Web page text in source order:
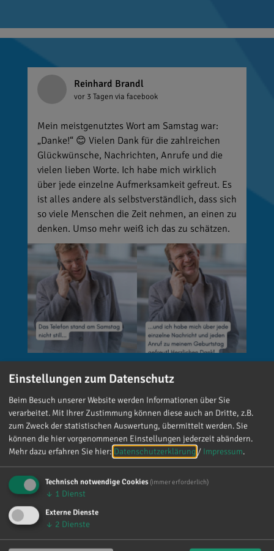
Reinhard Brandl
vor 3 Tagen via facebook
Mein meistgenutztes Wort am Samstag war:
„Danke!“ 😊 Vielen Dank für die zahlreichen
Glückwünsche, Nachrichten, Anrufe und die
vielen lieben Worte. Ich habe mich wirklich
über jede einzelne Aufmerksamkeit gefreut. Es
ist alles andere als selbstverständlich, dass sich
so viele Menschen die Zeit nehmen, an einen zu
denken. Umso mehr weiß ich das zu schätzen.
Reinhard Brandl
vor 4 Tagenvia facebook
🚨 Neues EU-Gesetz seit dem 2. August! Ab
sofort gelten neue Vorschriften für die
Kennzeichnung bestimmter KI-Inhalte. ⚠️
Wichtig zu wissen: Wer
kennzeichnungspflichtige KI-Inhalte
veröffentlicht und diese nicht entsprechend
kennzeichnet, riskiert Bußgelder von bis zu 15
Millionen Euro. 📌 Was muss gekennzeichnet
werden? Unter anderem KI-generierte oder KI-
Einstellungen zum Datenschutz
Beim Besuch unserer Website werden Informationen über Sie
verarbeitet. Mit Ihrer Zustimmung können diese auch an Dritte, z.B.
zum Zweck der statistischen Auswertung, übermittelt werden. Sie
können die hier vorgenommenen Einstellungen jederzeit abändern.
Mehr dazu erfahren Sie hier: Datenschutzerklärung / Impressum.
Technisch notwendige Cookies (immer erforderlich)
↓ 1 Dienst
Externe Dienste
↓ 2 Dienste